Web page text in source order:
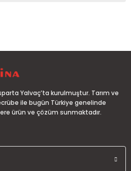
daha pahalı.
olmalı.
Yalvaç’ta kurulmuştur. Tarım ve
ile bugün Türkiye genelinde
ürün ve çözüm sunmaktadır.